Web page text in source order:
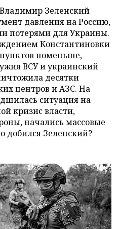
Зеленский
давления на Россию,
потерями для Украины.
Константиновки
поменьше,
ВСУ и украинский
десятки
центров и АЗС. На
ситуация на
кризис власти,
начались массовые
добился Зеленский?